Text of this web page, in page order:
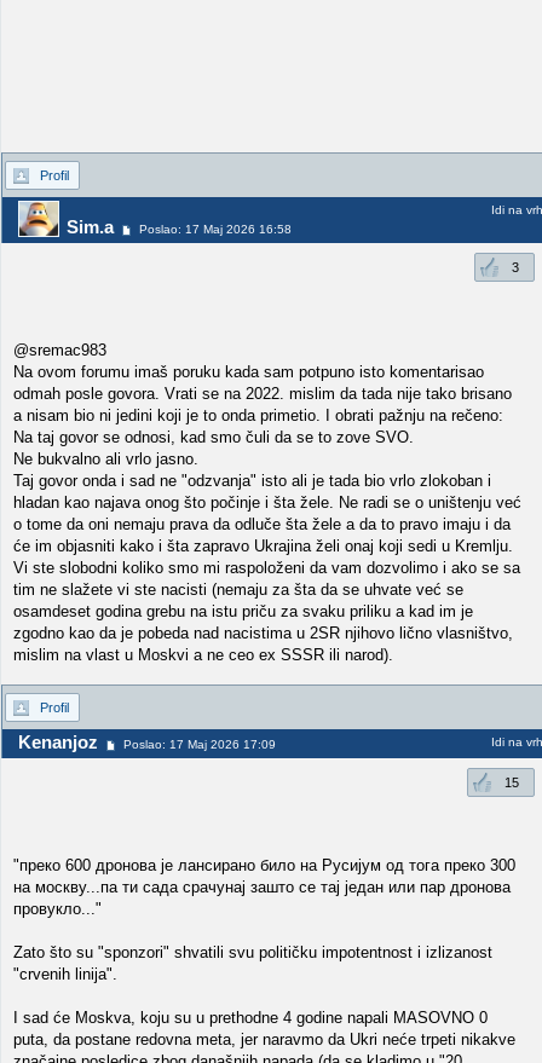
Profil
Sim.a Poslao: 17 Maj 2026 16:58
Idi na vrh
3
@sremac983
Na ovom forumu imaš poruku kada sam potpuno isto komentarisao
odmah posle govora. Vrati se na 2022. mislim da tada nije tako brisano
a nisam bio ni jedini koji je to onda primetio. I obrati pažnju na rečeno:
Na taj govor se odnosi, kad smo čuli da se to zove SVO.
Ne bukvalno ali vrlo jasno.
Taj govor onda i sad ne "odzvanja" isto ali je tada bio vrlo zlokoban i
hladan kao najava onog što počinje i šta žele. Ne radi se o uništenju već
o tome da oni nemaju prava da odluče šta žele a da to pravo imaju i da
će im objasniti kako i šta zapravo Ukrajina želi onaj koji sedi u Kremlju.
Vi ste slobodni koliko smo mi raspoloženi da vam dozvolimo i ako se sa
tim ne slažete vi ste nacisti (nemaju za šta da se uhvate već se
osamdeset godina grebu na istu priču za svaku priliku a kad im je
zgodno kao da je pobeda nad nacistima u 2SR njihovo lično vlasništvo,
mislim na vlast u Moskvi a ne ceo ex SSSR ili narod).
Profil
Kenanjoz Poslao: 17 Maj 2026 17:09 Idi na vrh
15
"преко 600 дронова је лансирано било на Русијум од тога преко 300
на москву...па ти сада срачунај зашто се тај један или пар дронова
провукло..."
Zato što su "sponzori" shvatili svu političku impotentnost i izlizanost
"crvenih linija".
I sad će Moskva, koju su u prethodne 4 godine napali MASOVNO 0
puta, da postane redovna meta, jer naravmo da Ukri neće trpeti nikakve